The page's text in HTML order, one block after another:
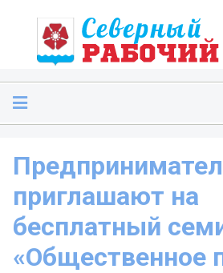
приглашают на
бесплатный
«Общественное